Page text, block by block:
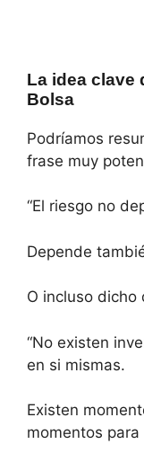
La idea clave
Bolsa
Podríamos
frase muy
“El riesgo no
Depende
O incluso dicho
“No existen
en si mismas.
Existen
momentos para